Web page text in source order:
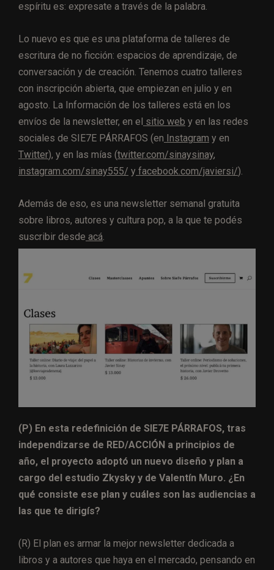
espíritu es: expresate a través de la palabra.
Lo nuevo es que es una plataforma de talleres de
escritura de no ficción: espacios de aprendizaje, de
conversación y de creación. Tenemos cuatro talleres
con inscripción abierta, que empiezan en julio y en
agosto. La Información de los talleres está en los
envíos de la newsletter, en el sitio web y en las redes
sociales de SIE7E PÁRRAFOS (en Instagram y en
Twitter), y en las mías (twitter.com/sinaysinay,
instagram.com/sinay555/ y facebook.com/javiersi/).
Además de eso, es una newsletter semanal gratuita
sobre libros, autores y cultura pop, a la que te podés
suscribir desde acá.
(P) En esta redefinición de SIE7E PÁRRAFOS, tras
independizarse de RED/ACCIÓN a principios de
año, el proyecto adoptó un nuevo diseño y plan a
cargo del estudio Zkysky y de Valentín Muro. ¿En
qué consiste ese plan y cuáles son las audiencias a
las que te dirigís?
(R) El plan es armar la mejor newsletter dedicada a
libros y a autores que haya en el mercado, pensando en